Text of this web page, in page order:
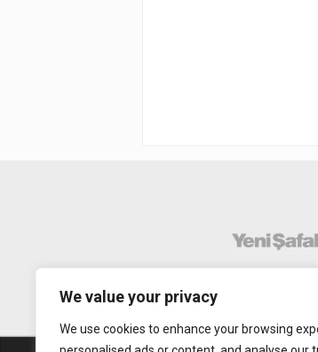
We value your privacy
We use cookies to enhance your browsing